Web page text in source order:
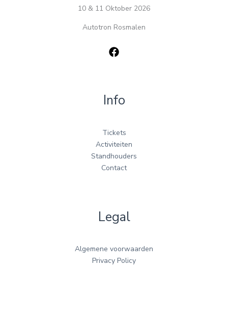
10 & 11 Oktober 2026
Autotron Rosmalen
Info
Tickets
Activiteiten
Standhouders
Contact
Legal
Algemene voorwaarden
Privacy Policy